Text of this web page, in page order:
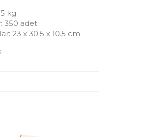
kg
350 adet
23 x 30.5 x 10.5 cm